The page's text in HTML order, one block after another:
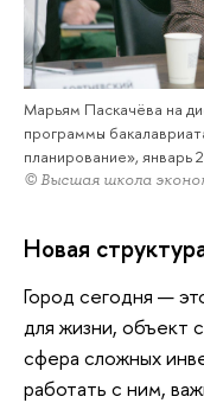
Марьям Паскачёва на
программы
планирование», январь
© Высшая школа
Новая
Город сегодня —
для жизни, объект
сфера сложных
работать с ним,